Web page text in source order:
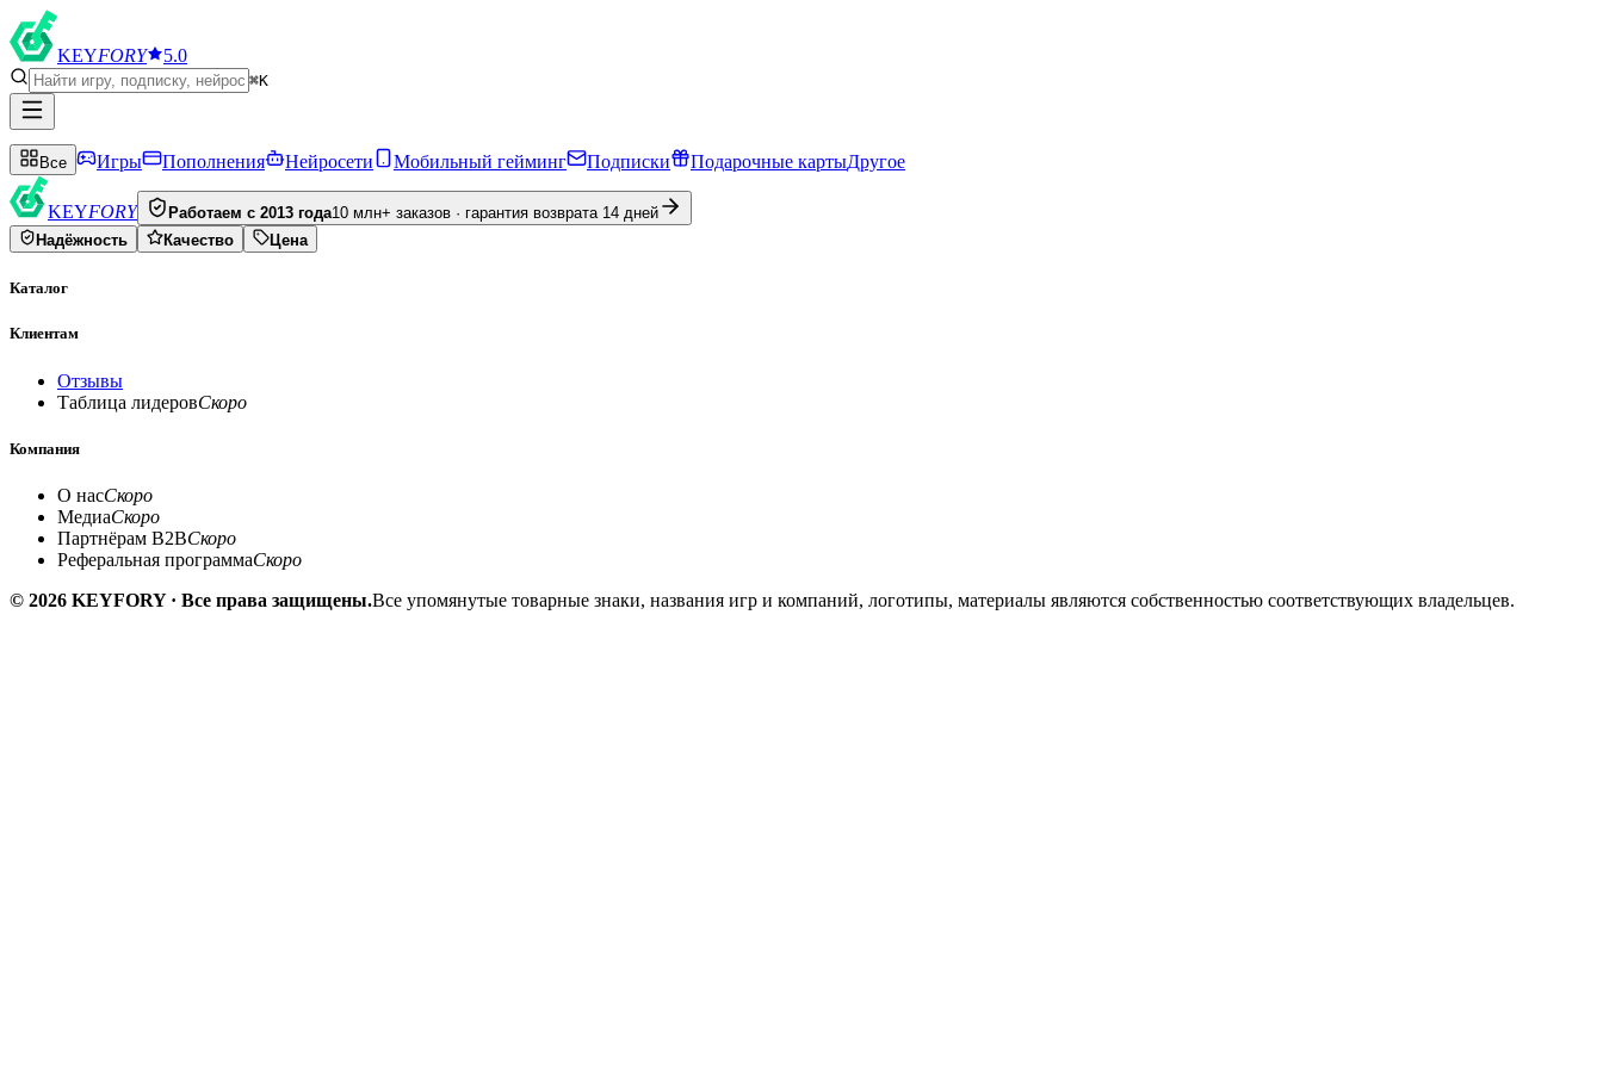
KEYFORY 5.0
⌘K
Все Игры Пополнения Нейросети Мобильный гейминг Подписки Подарочные картыДругое
KEYFORY Работаем с 2013 года10 млн+ заказов · гарантия возврата 14 дней
Надёжность
Качество Цена
Каталог
Клиентам
Отзывы
Таблица лидеровСкоро
Компания
О насСкоро
МедиаСкоро
Партнёрам B2BСкоро
Реферальная программаСкоро
© 2026 KEYFORY · Все права защищены.Все упомянутые товарные знаки, названия игр и компаний, логотипы, материалы являются собственностью соответствующих владельцев.